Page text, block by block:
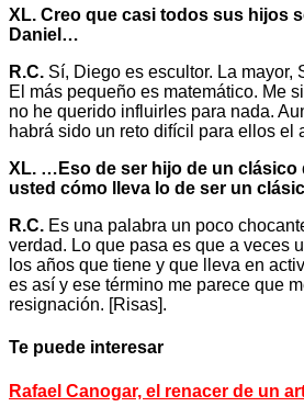
XL. Creo que casi todos sus hijos
Daniel…
R.C. Sí, Diego es escultor. La mayor,
El más pequeño es matemático. Me
no he querido influirles para nada.
habrá sido un reto difícil para ellos
XL. …Eso de ser hijo de un clásico
usted cómo lleva lo de ser un
R.C. Es una palabra un poco
verdad. Lo que pasa es que a veces
los años que tiene y que lleva en
es así y ese término me parece que
resignación. [Risas].
Te puede interesar
Rafael Canogar, el renacer de un